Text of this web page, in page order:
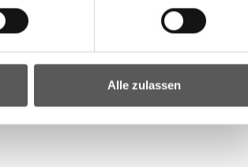
Alle zulassen